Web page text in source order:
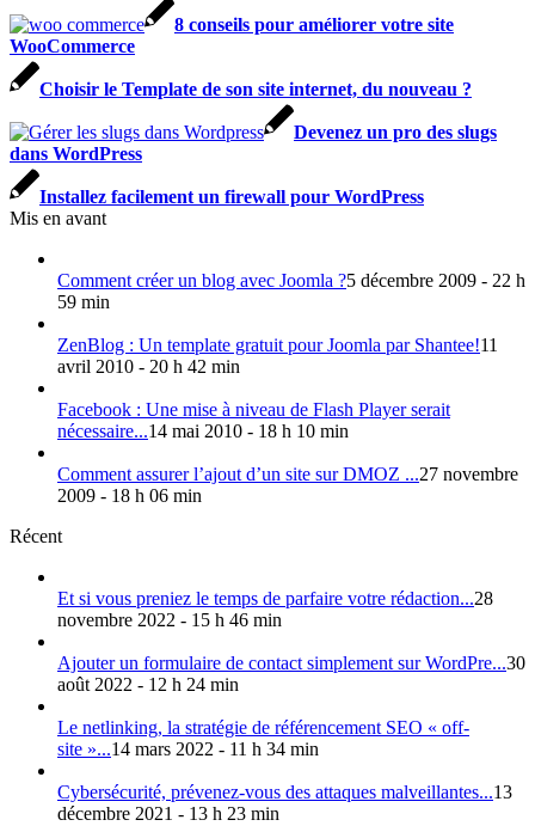
8 conseils pour améliorer votre site
WooCommerce
Choisir le Template de son site internet, du nouveau ?
Devenez un pro des slugs
dans WordPress
Installez facilement un firewall pour WordPress
Mis en avant
Comment créer un blog avec Joomla ?5 décembre 2009 - 22 h
59 min
ZenBlog : Un template gratuit pour Joomla par Shantee!11
avril 2010 - 20 h 42 min
Facebook : Une mise à niveau de Flash Player serait
nécessaire...14 mai 2010 - 18 h 10 min
Comment assurer l’ajout d’un site sur DMOZ ...27 novembre
2009 - 18 h 06 min
Récent
Et si vous preniez le temps de parfaire votre rédaction...28
novembre 2022 - 15 h 46 min
Ajouter un formulaire de contact simplement sur WordPre...30
août 2022 - 12 h 24 min
Le netlinking, la stratégie de référencement SEO « off-
site »...14 mars 2022 - 11 h 34 min
Cybersécurité, prévenez-vous des attaques malveillantes...13
décembre 2021 - 13 h 23 min